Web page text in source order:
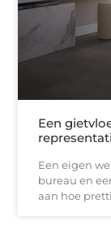
Een
Een eigen
bureau en
aan hoe